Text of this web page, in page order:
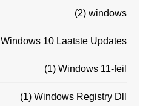
windows
(2)
Windows 10 Laatste Updates
Windows 11-feil
(1)
Windows Registry Dll
(1)